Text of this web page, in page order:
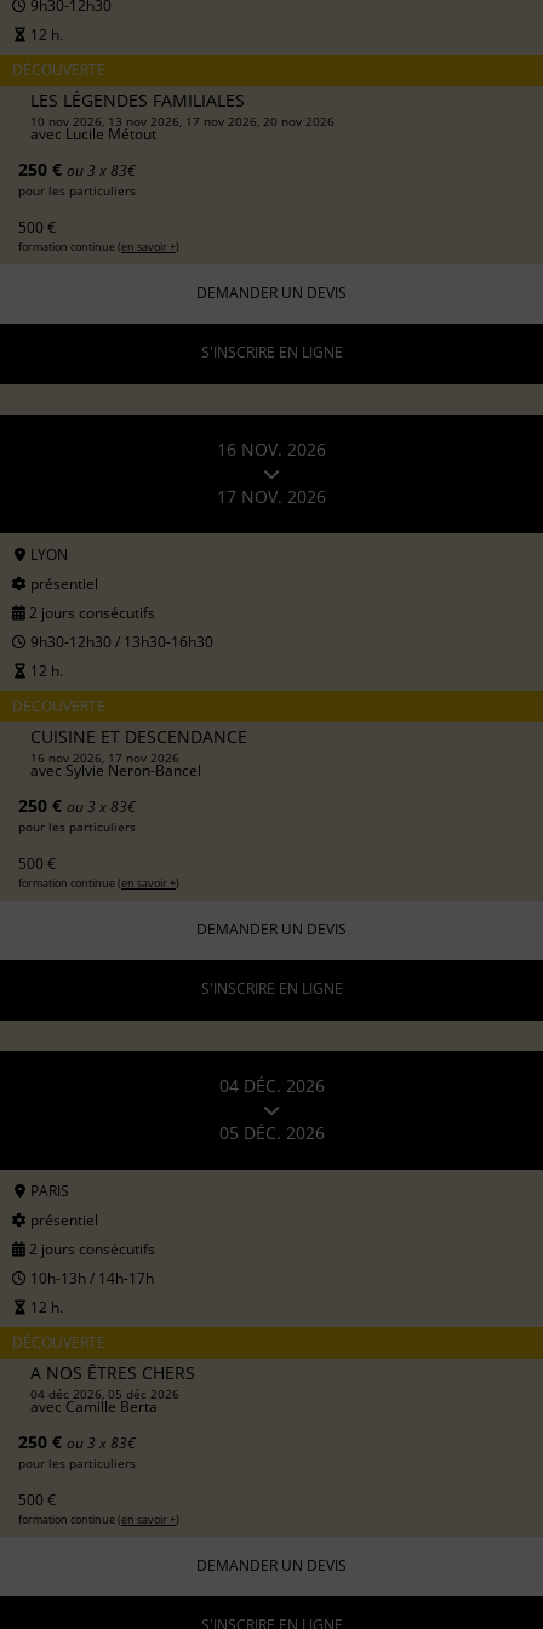
9h30-12h30
12 h.
DÉCOUVERTE
LES LÉGENDES FAMILIALES
10 nov 2026, 13 nov 2026, 17 nov 2026, 20 nov 2026
avec Lucile Métout
250 € ou 3 x 83€
pour les particuliers
500 €
formation continue (en savoir +)
DEMANDER UN DEVIS
S'INSCRIRE EN LIGNE
16 NOV. 2026
17 NOV. 2026
LYON
présentiel
2 jours consécutifs
9h30-12h30 / 13h30-16h30
12 h.
DÉCOUVERTE
CUISINE ET DESCENDANCE
16 nov 2026, 17 nov 2026
avec Sylvie Neron-Bancel
250 € ou 3 x 83€
pour les particuliers
500 €
formation continue (en savoir +)
DEMANDER UN DEVIS
S'INSCRIRE EN LIGNE
04 DÉC. 2026
05 DÉC. 2026
PARIS
présentiel
2 jours consécutifs
10h-13h / 14h-17h
12 h.
DÉCOUVERTE
A NOS ÊTRES CHERS
04 déc 2026, 05 déc 2026
avec Camille Berta
250 € ou 3 x 83€
pour les particuliers
500 €
formation continue (en savoir +)
DEMANDER UN DEVIS